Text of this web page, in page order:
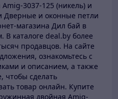
3037-125 (никель) и
Дверные и оконные петли
магазина Дил бай в
В каталоге deal.by более
продавцов. На сайте
ознакомьтесь с
и описанием, а также
чтобы сделать
товар онлайн. Купите
двойная Amig-